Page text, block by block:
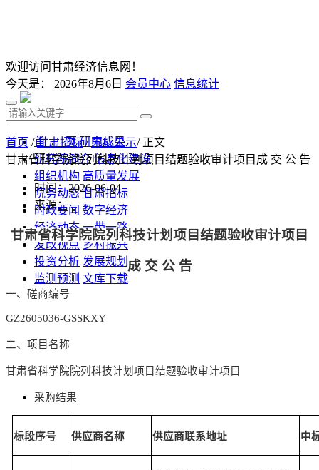
欢迎访问甘肃经济信息网！
今天是： 2026年8月6日 会员中心 信息统计
首 页 研究成果
研究院简介 信息化建设
组织机构 高质量发展
院务动态 甘肃招标
时政要闻 数字经济
经济动态 一带一路
发改视点 乡村振兴
投资分析 发展规划
监测预测 文库下载
首页 /甘肃招标/中标公示/ 正文
甘肃省科学院院列科技计划项目结题验收审计项目成 交 公 告
时间：2026-06-04
来源：
甘肃省科学院院列科技计划项目结题验收审计项目
成 交 公 告
一、 磋商编号
GZ2605036-GSSKXY
二、项目名称
甘肃省科学院院列科技计划项目结题验收审计项目
采购结果
标段序号 供应商名称 供应商联系地址 中